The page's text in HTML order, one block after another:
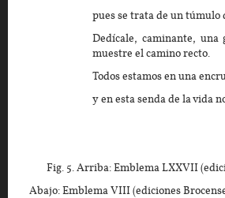
pues se trata de un túmulo
Dedícale, caminante,
muestre el camino recto.
Todos estamos en una
y en esta senda de la vida
Fig. 5. Arriba: Emblema LXXVII
Abajo: Emblema VIII (ediciones